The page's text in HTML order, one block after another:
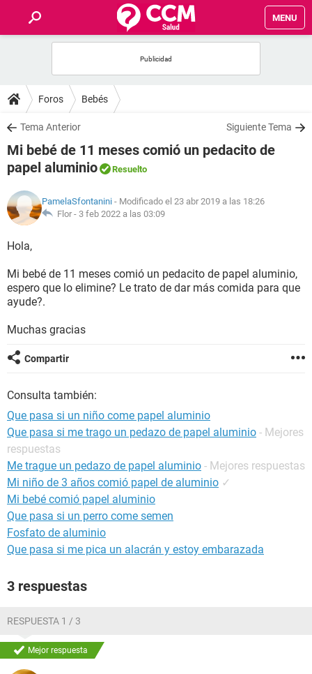
MENU
FOROS
SALUD
FAMILIA
NUTRICIÓN
SEXUALIDAD
GLOSARIO
Foros Bebés
Tema Anterior Siguiente Tema
Mi bebé de 11 meses comió un pedacito de
papel aluminio
Resuelto
PamelaSfontanini - Modificado el 23 abr 2019 a las 18:26
Flor - 3 feb 2022 a las 03:09
Hola,
Mi bebé de 11 meses comió un pedacito de papel aluminio,
espero que lo elimine? Le trato de dar más comida para que
ayude?.
Muchas gracias
Compartir
Consulta también:
Que pasa si un niño come papel aluminio
Que pasa si me trago un pedazo de papel aluminio - Mejores
respuestas
Me trague un pedazo de papel aluminio - Mejores respuestas
Mi niño de 3 años comió papel de aluminio ✓
Mi bebé comió papel aluminio
Que pasa si un perro come semen
Fosfato de aluminio
Que pasa si me pica un alacrán y estoy embarazada
3 respuestas
RESPUESTA 1 / 3
Mejor respuesta